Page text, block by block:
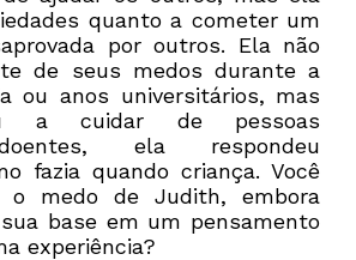
quanto a cometer um
por outros. Ela não
de seus medos durante a
ou anos universitários, mas
a cuidar de pessoas
ela respondeu
fazia quando criança. Você
o medo de Judith, embora
base em um pensamento
experiência?